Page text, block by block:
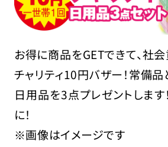
お得に商品をGETできて、社
チャリティ10円バザー！常備
日用品を3点プレゼントしま
に！
※画像はイメージです